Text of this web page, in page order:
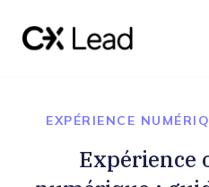
EXPÉRIENCE
Expérience